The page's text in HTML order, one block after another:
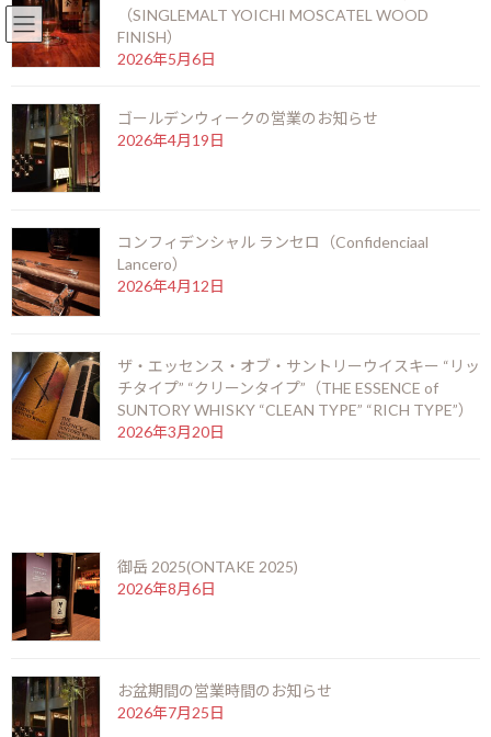
北新地店 06-6346-3377 English
コ
ン
ツ
へ
ッ
プ
ナ
ー
シ
ョ
移
動
お知らせ
HOME
お知らせ
モンテクリスト ロブスト EL2006 シガーテイスティング会
モンテクリスト ロブスト
EL2006 シガーテイスティング
会
2016年11月10日
最
2016年11月10日
モンテクリスト ロブスト EL2006 のシガーテイスティング会
をいたします。
ブスト
2006年のエディシオンリミターダで10年熟成。現在、市場ではほ
（SINGLEMALT YOICHI MOSCATEL WOOD
FINISH）
2026年5月6日
ゴールデンウィークの営業のお知らせ
2026年4月19日
コンフィデンシャル ランセロ（Confidenciaal
Lancero）
2026年4月12日
ザ・エッセンス・オブ・サントリーウイスキー “リッ
チタイプ” “クリーンタイプ”（THE ESSENCE of
SUNTORY WHISKY “CLEAN TYPE” “RICH TYPE”）
2026年3月20日
御岳 2025(ONTAKE 2025)
2026年8月6日
お盆期間の営業時間のお知らせ
2026年7月25日